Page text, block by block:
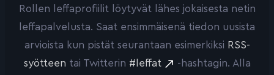
Rollen leffaprofiilit löytyvät lähes jokaisesta netin
leffapalvelusta. Saat ensimmäisenä tiedon uusista
arvioista kun pistät seurantaan esimerkiksi RSS-
syötteen tai Twitterin #leffat
-hashtagin. Alla